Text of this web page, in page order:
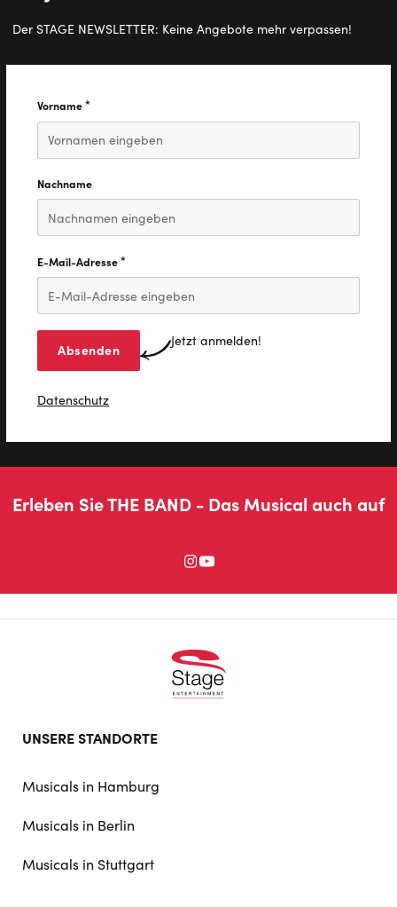
Der STAGE NEWSLETTER: Keine Angebote mehr verpassen!
Vorname*
Nachname
E-Mail-Adresse*
Jetzt anmelden!
Datenschutz
Erleben Sie THE BAND - Das Musical auch auf
UNSERE STANDORTE
Musicals in Hamburg
Musicals in Berlin
Musicals in Stuttgart